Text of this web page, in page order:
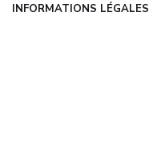
INFORMATIONS LÉGALES